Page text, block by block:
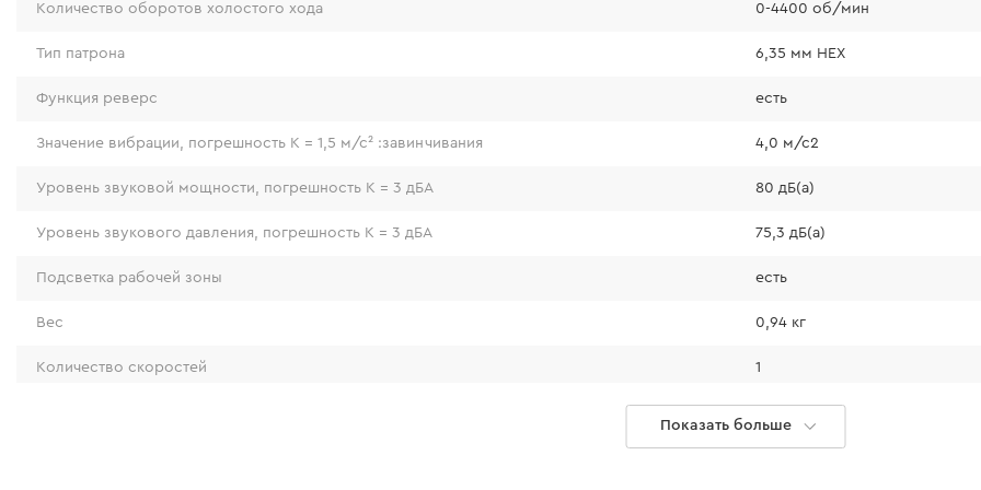
слабо освещенных
• Фиксатор кнопки
Комфортная и безопасная работа
выполнение задач даже в течение длительного времени, включая
обеспечивает надежный хват и точный контроль при серийном
Количество оборотов холостого хода 0-4400 об/мин
Тип патрона 6,35 мм HEX
Функция реверс есть
Значение вибрации, погрешность К = 1,5 м/с² :завинчивания 4,0 м/с2
Уровень звуковой мощности, погрешность K = 3 дБA 80 дБ(а)
Уровень звукового давления, погрешность K = 3 дБА 75,3 дБ(а)
Подсветка рабочей зоны есть
Вес 0,94 кг
Количество скоростей 1
бесщёточный
Показать больше